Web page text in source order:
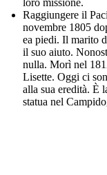
loro missione.
Raggiungere il
novembre 1805
ea piedi. Il marito
il suo aiuto.
nulla. Morì nel
Lisette. Oggi ci
alla sua eredità. È
statua nel